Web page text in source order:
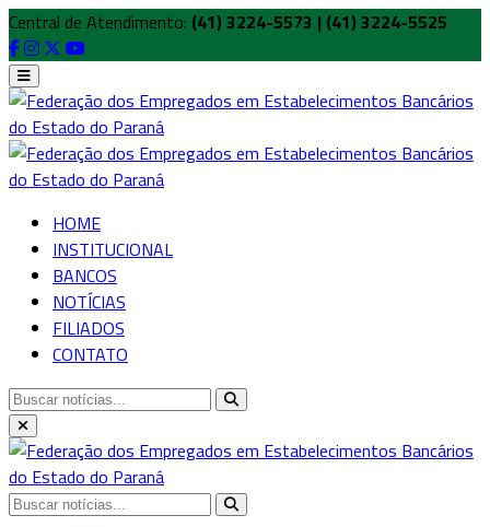
Central de Atendimento: (41) 3224-5573 | (41) 3224-5525
HOME
INSTITUCIONAL
BANCOS
NOTÍCIAS
FILIADOS
CONTATO